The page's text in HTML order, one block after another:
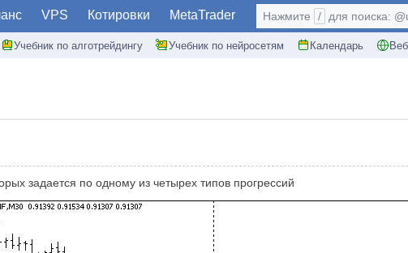
VPS Котировки MetaTrader
Учебник по алготрейдингу Учебник по нейросетям Календарь
Нажмите / для поиска:
задается по одному из четырех типов прогрессий